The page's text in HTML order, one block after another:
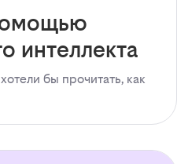
интеллекта
бы прочитать, как